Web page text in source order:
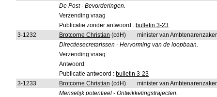
De Post - Bevorderingen.
Verzending vraag
Publicatie zonder antwoord : bulletin 3-23
3-1232
Brotcorne Christian (cdH)
minister van
Directiesecretarissen - Hervorming van de loopbaan.
Verzending vraag
Antwoord
Publicatie antwoord : bulletin 3-23
3-1233
Brotcorne Christian (cdH)
minister van
Menselijk potentieel - Ontwikkelingstrajecten.